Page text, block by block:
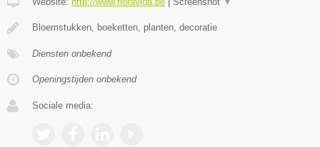
Bloemstukken, boeketten, planten, decoratie
Diensten onbekend
Openingstijden onbekend
Sociale media: